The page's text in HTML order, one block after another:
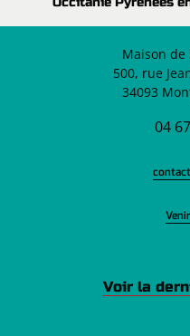
Maison
500, rue
34093
04
Voir la